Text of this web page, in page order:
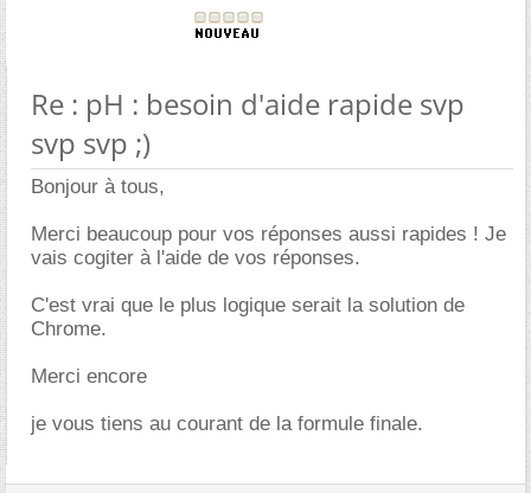
Re : pH : besoin d'aide rapide svp
svp svp ;)
Bonjour à tous,
Merci beaucoup pour vos réponses aussi rapides ! Je
vais cogiter à l'aide de vos réponses.
C'est vrai que le plus logique serait la solution de
Chrome.
Merci encore
je vous tiens au courant de la formule finale.